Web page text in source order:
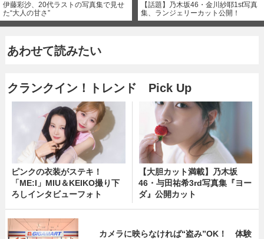
伊藤彩沙、20代ラストの写真集で見せ
た“大人の甘さ”
【話題】乃木坂46・金川紗耶1st写真
集、ランジェリーカット公開！
あわせて読みたい
クランクイン！トレンド Pick Up
ピンクの衣装がステキ！
「ME:I」MIU＆KEIKO撮り下
ろしインタビューフォト
【大胆カット満載】乃木坂
46・与田祐希3rd写真集『ヨー
ダ』公開カット
カメラに映らなければ“盗み”OK！ 体験